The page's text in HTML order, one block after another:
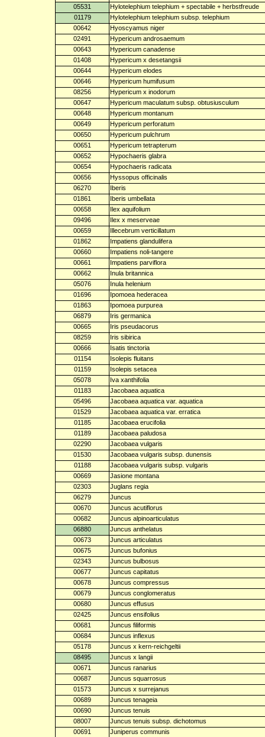
05531
Hylotelephium telephium + spectabile + herbstfreude
01179
Hylotelephium telephium subsp. telephium
00642
Hyoscyamus niger
02491
Hypericum androsaemum
00643
Hypericum canadense
01408
Hypericum x desetangsii
00644
Hypericum elodes
00646
Hypericum humifusum
08256
Hypericum x inodorum
00647
Hypericum maculatum subsp. obtusiusculum
00648
Hypericum montanum
00649
Hypericum perforatum
00650
Hypericum pulchrum
00651
Hypericum tetrapterum
00652
Hypochaeris glabra
00654
Hypochaeris radicata
00656
Hyssopus officinalis
06270
Iberis
01861
Iberis umbellata
00658
Ilex aquifolium
09496
Ilex x meserveae
00659
Illecebrum verticillatum
01862
Impatiens glandulifera
00660
Impatiens noli-tangere
00661
Impatiens parviflora
00662
Inula britannica
05076
Inula helenium
01696
Ipomoea hederacea
01863
Ipomoea purpurea
06879
Iris germanica
00665
Iris pseudacorus
08259
Iris sibirica
00666
Isatis tinctoria
01154
Isolepis fluitans
01159
Isolepis setacea
05078
Iva xanthifolia
01183
Jacobaea aquatica
05496
Jacobaea aquatica var. aquatica
01529
Jacobaea aquatica var. erratica
01185
Jacobaea erucifolia
01189
Jacobaea paludosa
02290
Jacobaea vulgaris
01530
Jacobaea vulgaris subsp. dunensis
01188
Jacobaea vulgaris subsp. vulgaris
00669
Jasione montana
02303
Juglans regia
06279
Juncus
00670
Juncus acutiflorus
00682
Juncus alpinoarticulatus
06880
Juncus anthelatus
00673
Juncus articulatus
00675
Juncus bufonius
02343
Juncus bulbosus
00677
Juncus capitatus
00678
Juncus compressus
00679
Juncus conglomeratus
00680
Juncus effusus
02425
Juncus ensifolius
00681
Juncus filiformis
00684
Juncus inflexus
05178
Juncus x kern-reichgeltii
08495
Juncus x langii
00671
Juncus ranarius
00687
Juncus squarrosus
01573
Juncus x surrejanus
00689
Juncus tenageia
00690
Juncus tenuis
08007
Juncus tenuis subsp. dichotomus
00691
Juniperus communis